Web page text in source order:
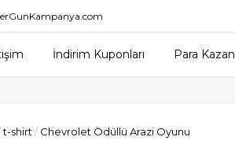
İndirim Kuponları Para Kazan
t-shirt / Chevrolet Ödüllü Arazi Oyunu